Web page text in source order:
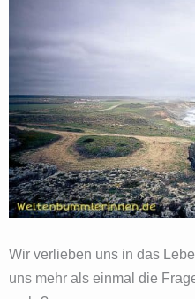
Wir verlieben uns in das
uns mehr als einmal die